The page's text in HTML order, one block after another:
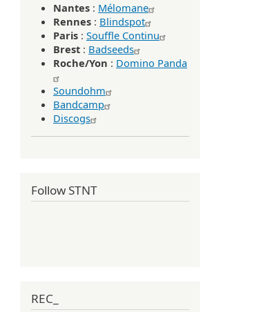
Nantes : Mélomane
Rennes : Blindspot
Paris : Souffle Continu
Brest : Badseeds
Roche/Yon : Domino Panda
Soundohm
Bandcamp
Discogs
Follow STNT
REC_